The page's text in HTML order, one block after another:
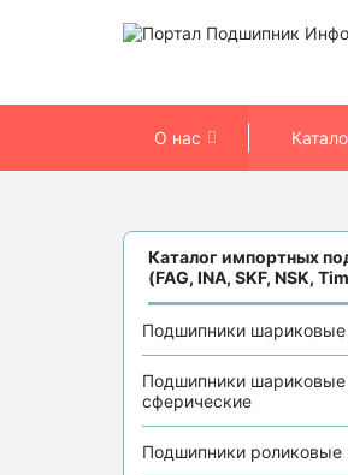
О нас
Каталог импортных
(FAG, INA, SKF, NSK,
Подшипники
Подшипники
сферические
Подшипники роликовые